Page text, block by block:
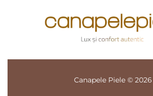
Canapele Piele © 2026